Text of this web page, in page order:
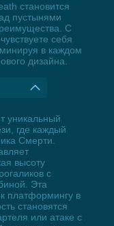
становится
пустынями
С
себя
в каждом
дизайна.
уникальный
где каждый
Смерти.
высоту
с
Эта
платформингу в
становятся
или атаке с